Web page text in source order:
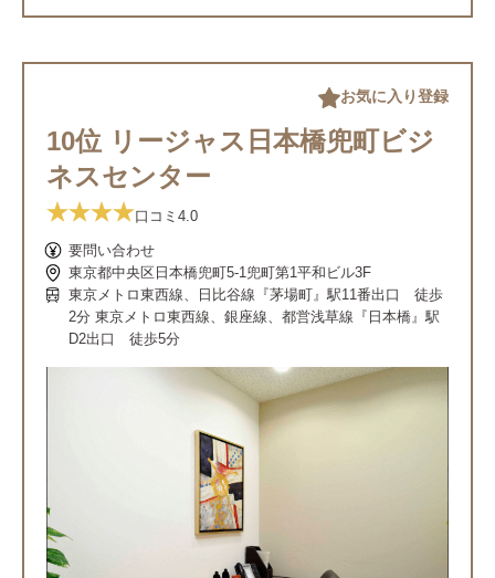
10位 リージャス日本橋兜町ビジ
ネスセンター
口コミ 4.0
要問い合わせ
東京都中央区日本橋兜町5-1兜町第1平和ビル3F
東京メトロ東西線、日比谷線『茅場町』駅11番出口 徒歩
2分 東京メトロ東西線、銀座線、都営浅草線『日本橋』駅
D2出口 徒歩5分
お気に入り登録